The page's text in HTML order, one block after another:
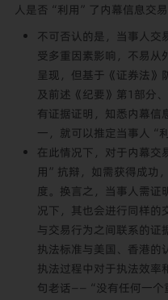
人是否“利用”了内幕信息交易
不可否认的是，当事人交
受多重因素影响，不易从
呈现，但基于《证券法》
及前述《纪要》第1部分
有证据证明，知悉内幕信
一，就可以推定当事人“
在此情况下，对于内幕交
用”抗辩，如需获得成功
度。换言之，当事人需证
况下，其也会进行同样的
与交易行为之间联系的证
执法标准与美国、香港的
执法过程中对于执法效率
句老话——“没有任何一个